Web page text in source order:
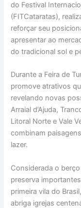
do Festival
(FITCataratas),
reforçar seu
apresentar ao
do tradicional sol e
Durante a Feira de
promove atrativos
revelando novas
Arraial d’Ajuda,
Litoral Norte e Vale
combinam
lazer.
Considerada o
preserva
primeira vila do
abriga igrejas